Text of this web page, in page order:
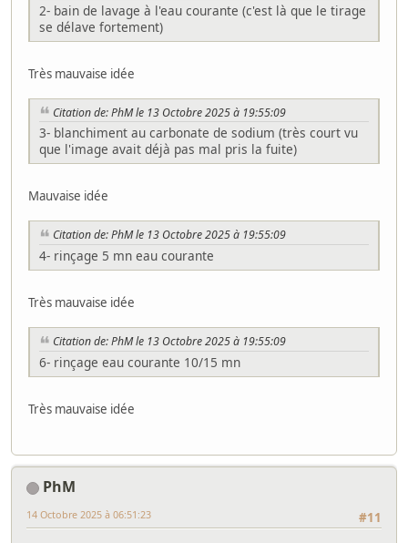
2- bain de lavage à l'eau courante (c'est là que le tirage
se délave fortement)
Très mauvaise idée
Citation de: PhM le 13 Octobre 2025 à 19:55:09
3- blanchiment au carbonate de sodium (très court vu
que l'image avait déjà pas mal pris la fuite)
Mauvaise idée
Citation de: PhM le 13 Octobre 2025 à 19:55:09
4- rinçage 5 mn eau courante
Très mauvaise idée
Citation de: PhM le 13 Octobre 2025 à 19:55:09
6- rinçage eau courante 10/15 mn
Très mauvaise idée
PhM
#11
14 Octobre 2025 à 06:51:23